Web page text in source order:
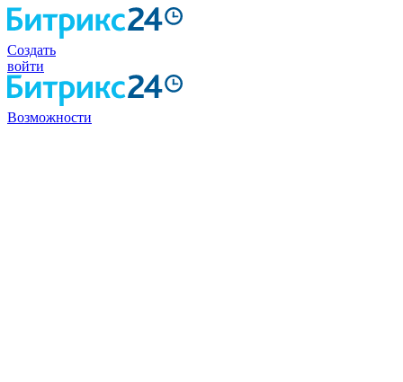
Создать
войти
Возможности